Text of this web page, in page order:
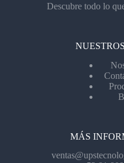
Descubre todo lo
MÁS